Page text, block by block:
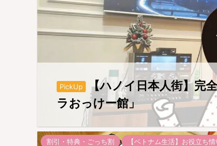
PickUp
【ハノイ日本人街】完
ラおっけー館」
割引・特典・ごっち割
【ベトナム生活】お役立ち